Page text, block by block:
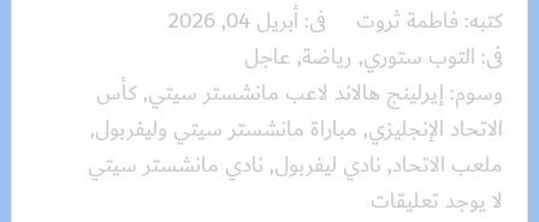
كتبه: فاطمة ثروت فى:أبريل 04, 2026
فى: التوب ستوري, رياضة, عاجل
وسوم: إيرلينج هالاند لاعب مانشستر سيتي,كأس
الاتحاد الإنجليزي, مباراة مانشستر سيتي وليفربول,
ملعب الاتحاد, نادي ليفربول, نادي مانشستر سيتي
لا يوجد تعليقات